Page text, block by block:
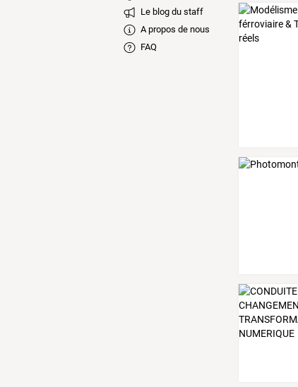
Le blog du staff
A propos de nous
FAQ